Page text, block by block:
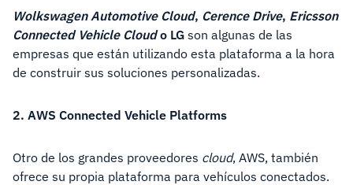
Wolkswagen Automotive Cloud, Cerence Drive, Ericsson
Connected Vehicle Cloudo LG son algunas de las
empresas que están utilizando esta plataforma a la hora
de construir sus soluciones personalizadas.
2. AWS Connected Vehicle Platforms
Otro de los grandes proveedores cloud, AWS, también
ofrece su propia plataforma para vehículos conectados.